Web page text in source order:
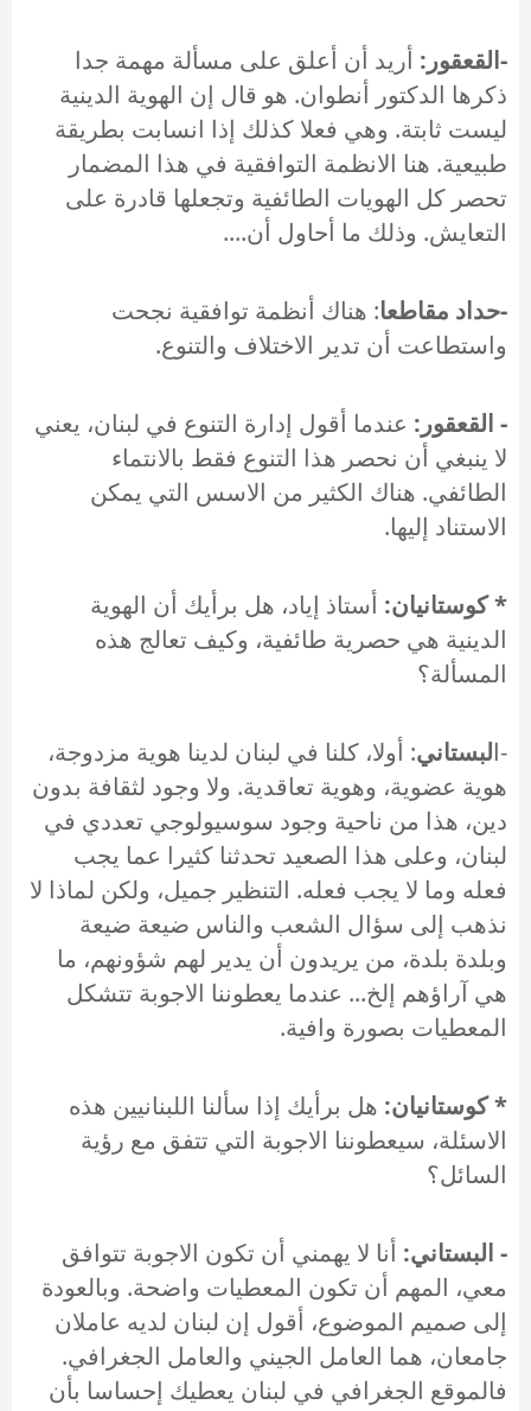
-القعقور: أريد أن أعلق على مسألة مهمة جدا
ذكرها الدكتور أنطوان. هو قال إن الهوية الدينية
ليست ثابتة. وهي فعلا كذلك إذا انسابت بطريقة
طبيعية. هنا الانظمة التوافقية في هذا المضمار
تحصر كل الهويات الطائفية وتجعلها قادرة على
التعايش. وذلك ما أحاول أن....
-حداد مقاطعا: هناك أنظمة توافقية نجحت
واستطاعت أن تدير الاختلاف والتنوع.
- القعقور: عندما أقول إدارة التنوع في لبنان، يعني
لا ينبغي أن نحصر هذا التنوع فقط بالانتماء
الطائفي. هناك الكثير من الاسس التي يمكن
الاستناد إليها.
* كوستانيان: أستاذ إياد، هل برأيك أن الهوية
الدينية هي حصرية طائفية، وكيف تعالج هذه
المسألة؟
-البستاني: أولا، كلنا في لبنان لدينا هوية مزدوجة،
هوية عضوية، وهوية تعاقدية. ولا وجود لثقافة بدون
دين، هذا من ناحية وجود سوسيولوجي تعددي في
لبنان، وعلى هذا الصعيد تحدثنا كثيرا عما يجب
فعله وما لا يجب فعله. التنظير جميل، ولكن لماذا لا
نذهب إلى سؤال الشعب والناس ضيعة ضيعة
وبلدة بلدة، من يريدون أن يدير لهم شؤونهم، ما
هي آراؤهم إلخ... عندما يعطوننا الاجوبة تتشكل
المعطيات بصورة وافية.
* كوستانيان: هل برأيك إذا سألنا اللبنانيين هذه
الاسئلة، سيعطوننا الاجوبة التي تتفق مع رؤية
السائل؟
- البستاني: أنا لا يهمني أن تكون الاجوبة تتوافق
معي، المهم أن تكون المعطيات واضحة. وبالعودة
إلى صميم الموضوع، أقول إن لبنان لديه عاملان
جامعان، هما العامل الجيني والعامل الجغرافي.
فالموقع الجغرافي في لبنان يعطيك إحساسا بأن